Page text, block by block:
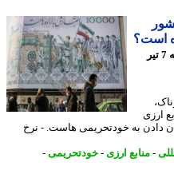
7 تیر
به خودتحریمی هاست. - نرخ
منابع ارزی - خودتحریمی -